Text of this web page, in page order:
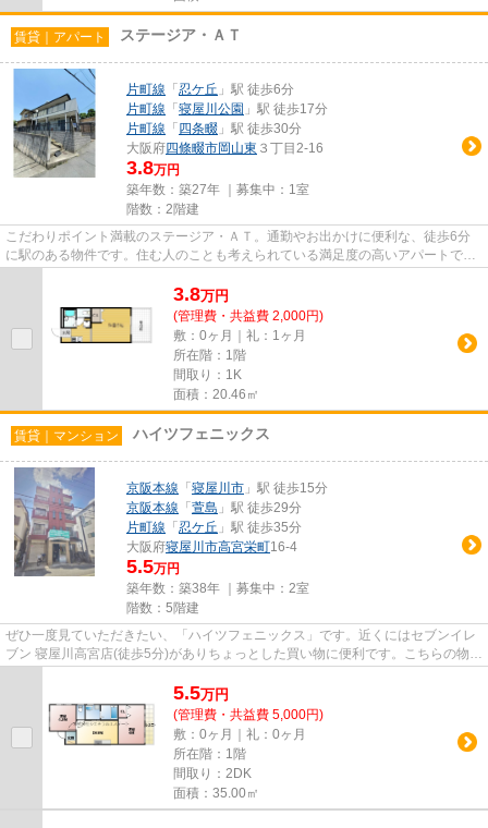
賃貸｜アパート ステージア・ＡＴ
片町線 「 忍ケ丘 」駅 徒歩6分
片町線 「 寝屋川公園 」駅 徒歩17分
片町線 「 四条畷 」駅 徒歩30分
大阪府四條畷市岡山東 ３丁目2-16
3.8万円
築年数：築27年 ｜募集中： 1室
階数：2階建
こだわりポイント満載のステージア・ＡＴ。通勤やお出かけに便利な、徒歩6分
に駅のある物件です。住む人のことも考えられている満足度の高いアパートで
3.8万円
(管理費・共益費 2,000円)
敷：0ヶ月｜礼：1ヶ月
所在階：1階
間取り：1K
面積：20.46㎡
賃貸｜マンション ハイツフェニックス
京阪本線 「 寝屋川市 」駅 徒歩15分
京阪本線 「 萱島 」駅 徒歩29分
片町線 「 忍ケ丘 」駅 徒歩35分
大阪府寝屋川市高宮栄町16-4
5.5万円
築年数：築38年 ｜募集中： 2室
階数：5階建
ぜひ一度見ていただきたい、「ハイツフェニックス」です。近くにはセブンイレ
ブン 寝屋川高宮店(徒歩5分)がありちょっとした買い物に便利です。こちらの物件
5.5万円
(管理費・共益費 5,000円)
敷：0ヶ月｜礼：0ヶ月
所在階：1階
間取り：2DK
面積：35.00㎡